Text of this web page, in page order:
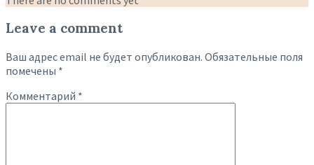
Leave a comment
Ваш адрес email не будет опубликован. Обязательные поля
помечены *
Комментарий *